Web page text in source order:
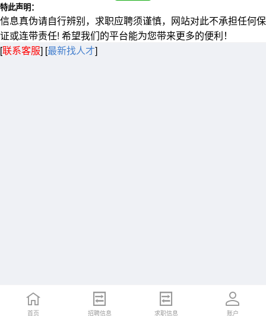
特此声明：
信息真伪请自行辨别，求职应聘须谨慎，网站对此不承担任何保
证或连带责任! 希望我们的平台能为您带来更多的便利！
[联系客服] [最新找人才]
首页 招聘信息 求职信息 账户